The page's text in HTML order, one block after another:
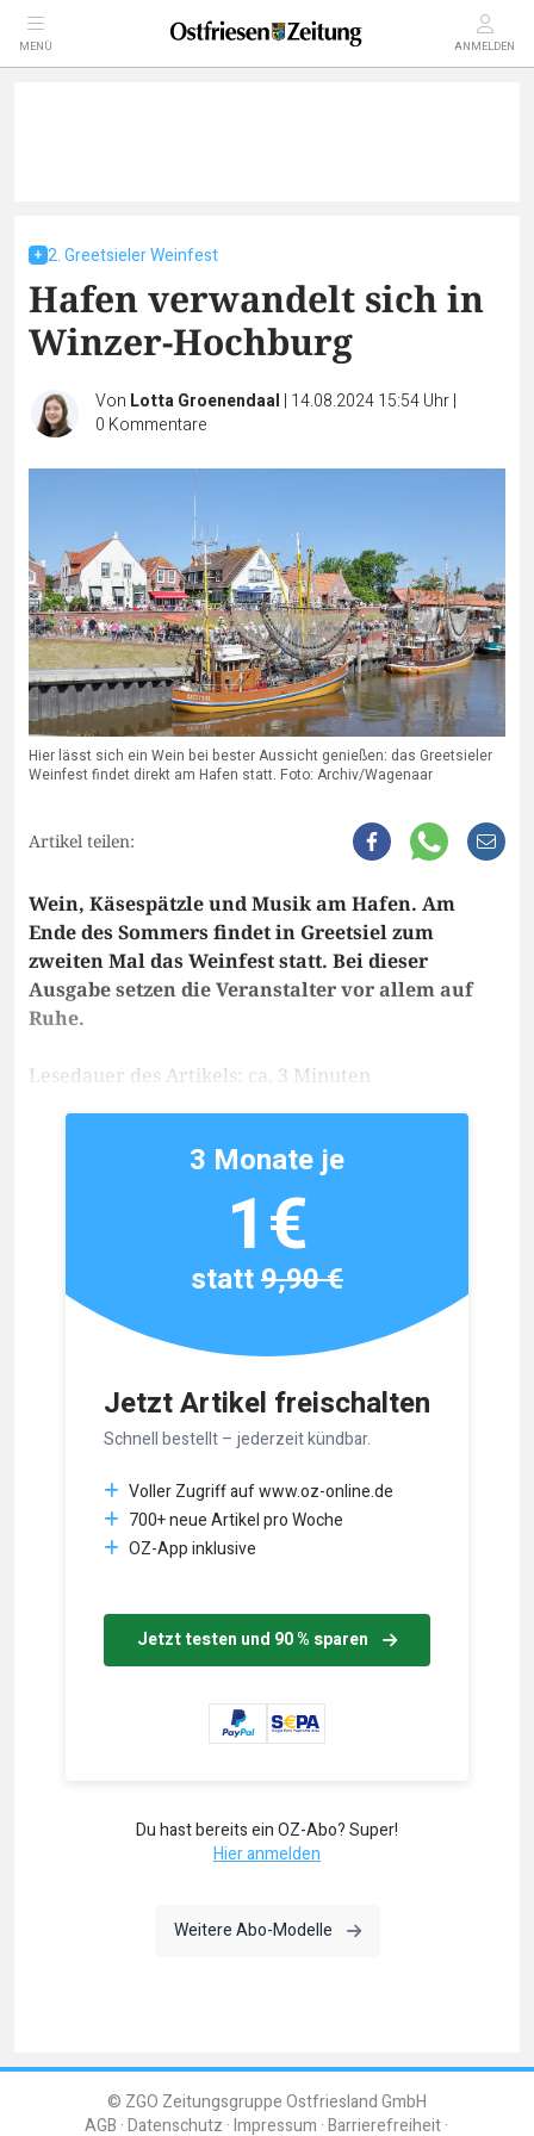
MENÜ ANMELDEN
2. Greetsieler Weinfest
Hafen verwandelt sich in
Winzer-Hochburg
Von Lotta Groenendaal | 14.08.2024 15:54 Uhr|
0 Kommentare
Hier lässt sich ein Wein bei bester Aussicht genießen: das Greetsieler
Weinfest findet direkt am Hafen statt. Foto: Archiv/Wagenaar
Artikel teilen:
Wein, Käsespätzle und Musik am Hafen. Am
Ende des Sommers findet in Greetsiel zum
zweiten Mal das Weinfest statt. Bei dieser
Ausgabe setzen die Veranstalter vor allem auf
Ruhe.
Lesedauer des Artikels: ca. 3 Minuten
Jetzt Artikel freischalten
Schnell bestellt – jederzeit kündbar.
Voller Zugriff auf www.oz-online.de
700+ neue Artikel pro Woche
OZ-App inklusive
Jetzt testen und 90 % sparen
3 Monate je
1€
statt9,90 €
Du hast bereits ein OZ-Abo? Super!
Hier anmelden
Weitere Abo-Modelle
© ZGO Zeitungsgruppe Ostfriesland GmbH
AGB Datenschutz Impressum Barrierefreiheit